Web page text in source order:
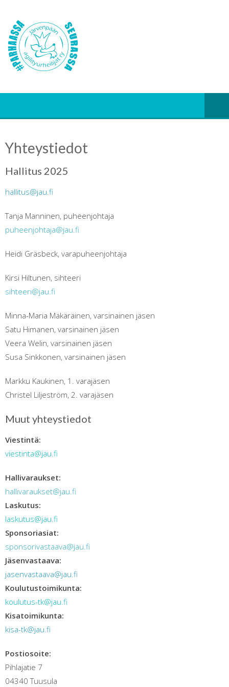
Yhteystiedot
Hallitus 2025
hallitus@jau.fi
Tanja Manninen, puheenjohtaja
puheenjohtaja@jau.fi
Heidi Gräsbeck, varapuheenjohtaja
Kirsi Hiltunen, sihteeri
sihteeri@jau.fi
Minna-Maria Mäkäräinen, varsinainen jäsen
Satu Himanen, varsinainen jäsen
Veera Welin, varsinainen jäsen
Susa Sinkkonen, varsinainen jäsen
Markku Kaukinen, 1. varajäsen
Christel Liljeström, 2. varajäsen
Muut yhteystiedot
Viestintä:
viestinta@jau.fi
Hallivaraukset:
hallivaraukset@jau.fi
Laskutus:
laskutus@jau.fi
Sponsoriasiat:
sponsorivastaava@jau.fi
Jäsenvastaava:
jasenvastaava@jau.fi
Koulutustoimikunta:
koulutus-tk@jau.fi
Kisatoimikunta:
kisa-tk@jau.fi
Postiosoite:
Pihlajatie 7
04340 Tuusula